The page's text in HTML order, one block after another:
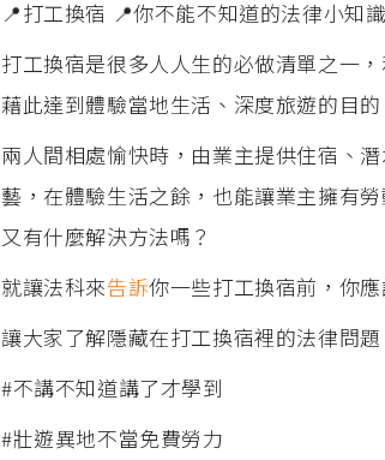
📍打工換宿 📍你不能不知道的法律小知識
打工換宿是很多人人生的必做清單之一
藉此達到體驗當地生活、深度旅遊的目
兩人間相處愉快時，由業主提供住宿、
藝，在體驗生活之餘，也能讓業主擁有
又有什麼解決方法嗎？
就讓法科來告訴你一些打工換宿前，你
讓大家了解隱藏在打工換宿裡的法律問題
#不講不知道講了才學到
#壯遊異地不當免費勞力